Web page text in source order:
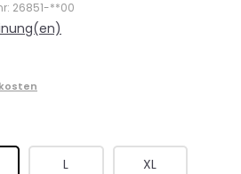
26851-**00
L XL